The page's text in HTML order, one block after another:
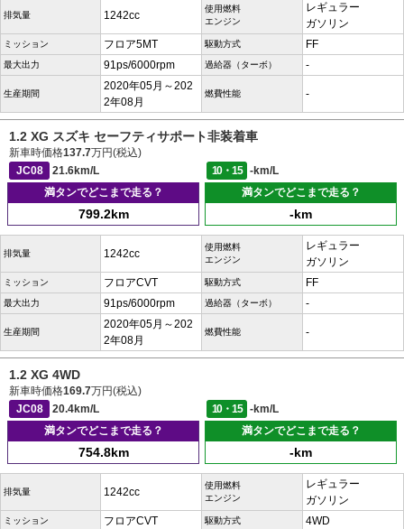
排気量 1242cc
使用燃料
エンジン
レギュラー
ガソリン
ミッション フロア5MT 駆動方式 FF
最大出力 91ps/6000rpm 過給器（ターボ） -
生産期間
2020年05月～202
2年08月
燃費性能 -
1.2 XG スズキ セーフティサポート非装着車
新車時価格137.7万円(税込)
JC08
21.6km/L 10・15
-km/L
満タンでどこまで走る？
799.2km
満タンでどこまで走る？
-km
排気量 1242cc
使用燃料
エンジン
レギュラー
ガソリン
ミッション フロアCVT 駆動方式 FF
最大出力 91ps/6000rpm 過給器（ターボ） -
生産期間
2020年05月～202
2年08月
燃費性能 -
1.2 XG 4WD
新車時価格169.7万円(税込)
JC08
20.4km/L 10・15
-km/L
満タンでどこまで走る？
754.8km
満タンでどこまで走る？
-km
排気量 1242cc
使用燃料
エンジン
レギュラー
ガソリン
ミッション フロアCVT 駆動方式 4WD